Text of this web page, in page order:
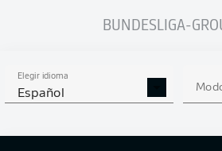
BUNDESLIGA-
Elegir idioma
Español
SCHLOTTERBECK
1:1
Probabilidad de gol